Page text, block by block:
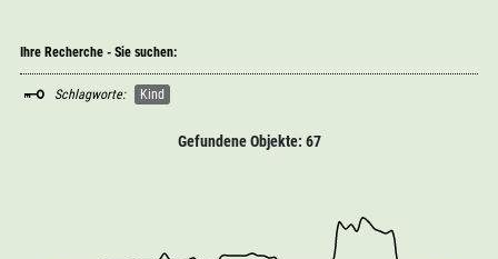
Gefundene Objekte: 67
Ihre Recherche - Sie suchen:
Schlagworte: Kind